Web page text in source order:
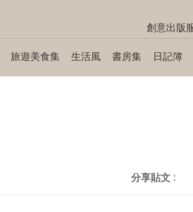
創意出版
旅遊美食集 生活風 書房集 日記簿
分享貼文 :